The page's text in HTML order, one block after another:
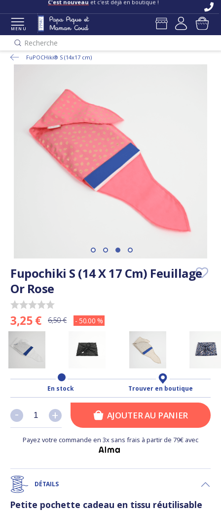
C'est nouveau et c'est déjà en boutique !
MENU
Recherche
FuPOCHiki® S (14x17 cm)
Fupochiki S (14 X 17 Cm) Feuillage
Or Rose
3,25 € 6,50 € - 50.00 %
En stock Trouver en boutique
+
- +
- AJOUTER AU PANIER
Payez votre commande en 3x sans frais à partir de 79€ avec
DÉTAILS
Petite pochette cadeau en tissu réutilisable